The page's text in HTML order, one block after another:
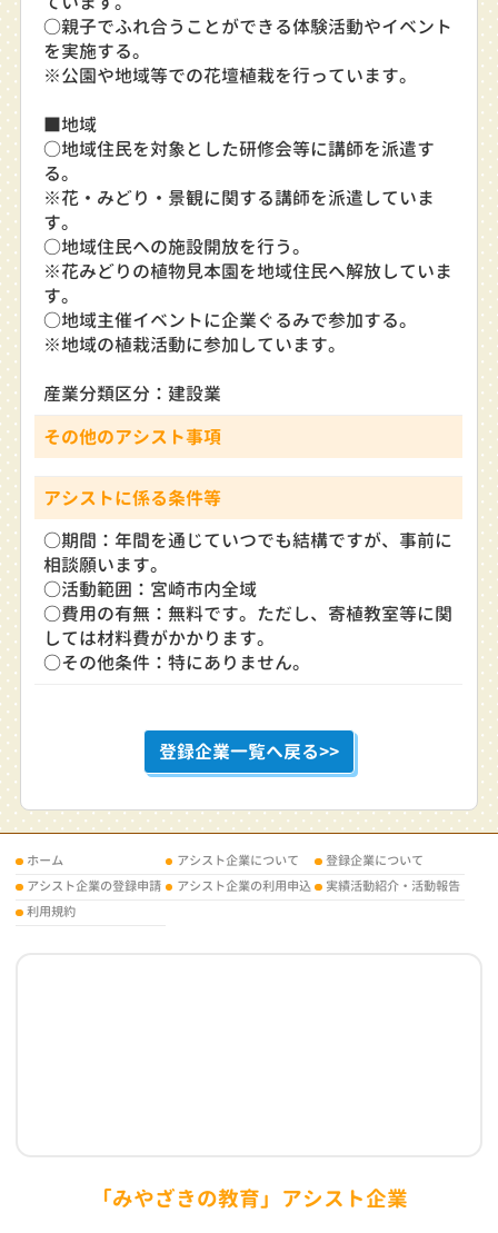
○親子でふれ合うことができる体験活動やイベント
を実施する。
※公園や地域等での花壇植栽を行っています。
■地域
○地域住民を対象とした研修会等に講師を派遣す
る。
※花・みどり・景観に関する講師を派遣していま
す。
○地域住民への施設開放を行う。
※花みどりの植物見本園を地域住民へ解放していま
す。
○地域主催イベントに企業ぐるみで参加する。
※地域の植栽活動に参加しています。
産業分類区分：建設業
その他のアシスト事項
アシストに係る条件等
○期間：年間を通じていつでも結構ですが、事前に
相談願います。
○活動範囲：宮崎市内全域
○費用の有無：無料です。ただし、寄植教室等に関
しては材料費がかかります。
○その他条件：特にありません。
登録企業一覧へ戻る>>
ホーム アシスト企業について
登録企業について
アシスト企業の登録申請
アシスト企業の利用申込
実績活動紹介・活動報告
利用規約
「みやざきの教育」アシスト企業